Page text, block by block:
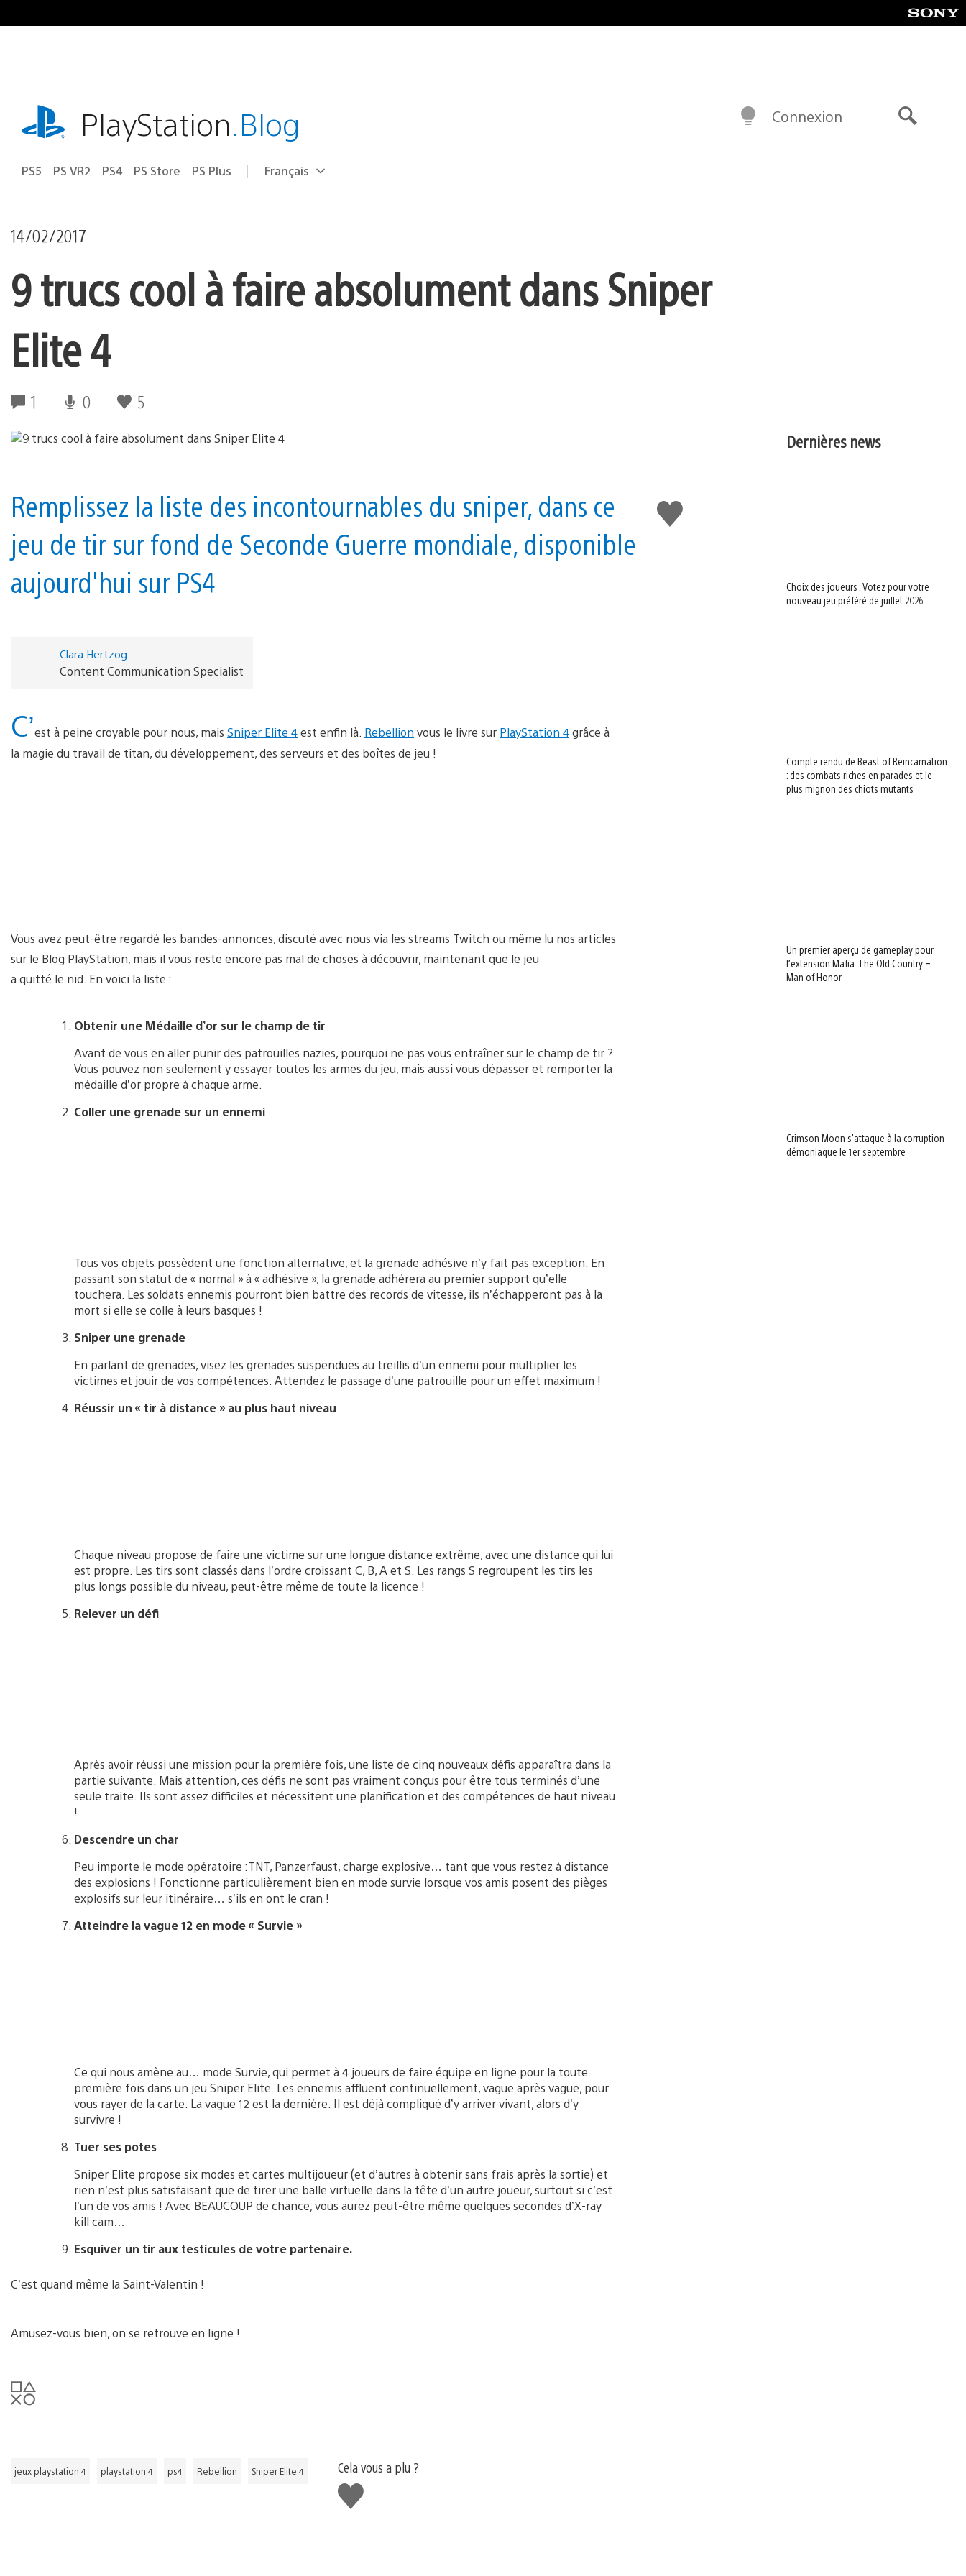
au
playstation.comPlayStation.Blog
PS5 PS VR2 PS4 PS Store PS Plus Choisir
Région
Français
Connexion
14/02/2017
9 trucs cool à faire absolument dans Sniper
Elite 4
1 0 5
J'aime
Remplissez la liste des incontournables du sniper, dans ce
jeu de tir sur fond de Seconde Guerre mondiale, disponible
aujourd'hui sur PS4
Clara Hertzog
Content Communication Specialist
C’est à peine croyable pour nous, mais Sniper Elite 4est enfin là. Rebellion vous le livre sur PlayStation 4grâce à
la magie du travail de titan, du développement, des serveurs et des boîtes de jeu !
Vous avez peut-être regardé les bandes-annonces, discuté avec nous via les streams Twitch ou même lu nos articles
sur le Blog PlayStation, mais il vous reste encore pas mal de choses à découvrir, maintenant que le jeu
a quitté le nid. En voici la liste :
Obtenir une Médaille d’or sur le champ de tir
Avant de vous en aller punir des patrouilles nazies, pourquoi ne pas vous entraîner sur le champ de tir ?
Vous pouvez non seulement y essayer toutes les armes du jeu, mais aussi vous dépasser et remporter la
médaille d’or propre à chaque arme.
Coller une grenade sur un ennemi
Tous vos objets possèdent une fonction alternative, et la grenade adhésive n’y fait pas exception. En
passant son statut de « normal » à « adhésive », la grenade adhérera au premier support qu’elle
touchera. Les soldats ennemis pourront bien battre des records de vitesse, ils n’échapperont pas à la
mort si elle se colle à leurs basques !
Sniper une grenade
En parlant de grenades, visez les grenades suspendues au treillis d’un ennemi pour multiplier les
victimes et jouir de vos compétences. Attendez le passage d’une patrouille pour un effet maximum !
Réussir un « tir à distance » au plus haut niveau
Chaque niveau propose de faire une victime sur une longue distance extrême, avec une distance qui lui
est propre. Les tirs sont classés dans l’ordre croissant C, B, A et S. Les rangs S regroupent les tirs les
plus longs possible du niveau, peut-être même de toute la licence !
Relever un défi
Après avoir réussi une mission pour la première fois, une liste de cinq nouveaux défis apparaîtra dans la
partie suivante. Mais attention, ces défis ne sont pas vraiment conçus pour être tous terminés d’une
seule traite. Ils sont assez difficiles et nécessitent une planification et des compétences de haut niveau
!
Descendre un char
Peu importe le mode opératoire :TNT, Panzerfaust, charge explosive… tant que vous restez à distance
des explosions ! Fonctionne particulièrement bien en mode survie lorsque vos amis posent des pièges
explosifs sur leur itinéraire… s’ils en ont le cran !
Atteindre la vague 12 en mode « Survie »
Ce qui nous amène au… mode Survie, qui permet à 4 joueurs de faire équipe en ligne pour la toute
première fois dans un jeu Sniper Elite. Les ennemis affluent continuellement, vague après vague, pour
vous rayer de la carte. La vague 12 est la dernière. Il est déjà compliqué d’y arriver vivant, alors d’y
survivre !
Tuer ses potes
Sniper Elite propose six modes et cartes multijoueur (et d’autres à obtenir sans frais après la sortie) et
rien n’est plus satisfaisant que de tirer une balle virtuelle dans la tête d’un autre joueur, surtout si c’est
l’un de vos amis ! Avec BEAUCOUP de chance, vous aurez peut-être même quelques secondes d’X-ray
kill cam…
Esquiver un tir aux testicules de votre partenaire.
C’est quand même la Saint-Valentin !
Amusez-vous bien, on se retrouve en ligne !
jeux playstation 4 playstation 4 ps4 Rebellion Sniper Elite 4
Cela vous a plu ?
J'aime
Dernières news
Choix des joueurs : Votez pour votre
nouveau jeu préféré de juillet 2026
Compte rendu de Beast of Reincarnation
: des combats riches en parades et le
plus mignon des chiots mutants
Un premier aperçu de gameplay pour
l’extension Mafia: The Old Country –
Man of Honor
Crimson Moon s’attaque à la corruption
démoniaque le 1er septembre